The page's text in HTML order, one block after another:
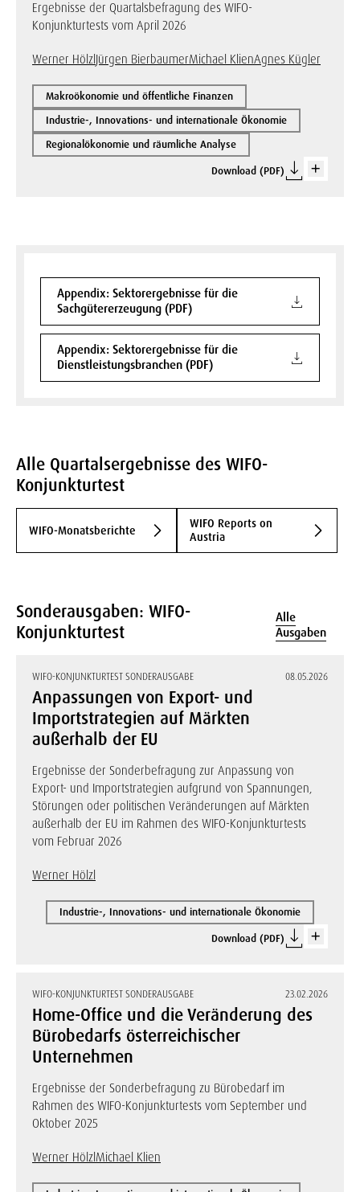
Ergebnisse der Quartalsbefragung des WIFO-
Konjunkturtests vom April 2026
Werner HölzlJürgen BierbaumerMichael KlienAgnes Kügler
Makroökonomie und öffentliche Finanzen
Industrie-, Innovations- und internationale Ökonomie
Regionalökonomie und räumliche Analyse
Download (PDF)
Appendix: Sektorergebnisse für die
Sachgütererzeugung (PDF)
Appendix: Sektorergebnisse für die
Dienstleistungsbranchen (PDF)
Alle Quartalsergebnisse des WIFO-
Konjunkturtest
WIFO-Monatsberichte
WIFO Reports on
Austria
Sonderausgaben: WIFO-
Konjunkturtest
Alle
Ausgaben
WIFO-KONJUNKTURTEST SONDERAUSGABE 08.05.2026
Anpassungen von Export- und
Importstrategien auf Märkten
außerhalb der EU
Ergebnisse der Sonderbefragung zur Anpassung von
Export- und Importstrategien aufgrund von Spannungen,
Störungen oder politischen Veränderungen auf Märkten
außerhalb der EU im Rahmen des WIFO-Konjunkturtests
vom Februar 2026
Werner Hölzl
Industrie-, Innovations- und internationale Ökonomie
Download (PDF)
WIFO-KONJUNKTURTEST SONDERAUSGABE 23.02.2026
Home-Office und die Veränderung des
Bürobedarfs österreichischer
Unternehmen
Ergebnisse der Sonderbefragung zu Bürobedarf im
Rahmen des WIFO-Konjunkturtests vom September und
Oktober 2025
Werner HölzlMichael Klien